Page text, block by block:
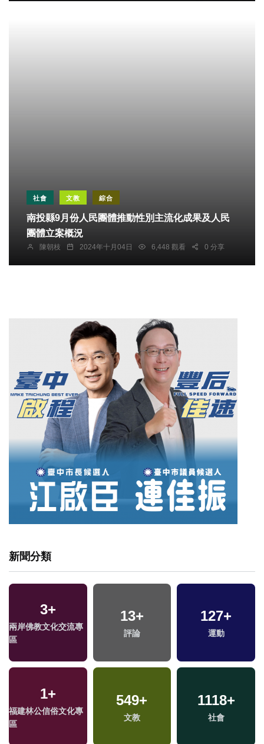
社會 文教 綜合
南投縣9月份人民團體推動性別主流化成果及人民
團體立案概況
陳朝枝 2024年十月04日 6,448 觀看 0 分享
新聞分類
3+
兩岸佛教文化交流專
區
13+
評論
127+
運動
1+
福建林公信俗文化專
區
549+
文教
1118+
社會